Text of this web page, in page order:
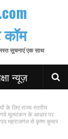
कॉम
सूचनाएं एक साथ
न्यूज़
के लिए राज्य स्तरीय
गये मूल्यांकन के आधार पर
महराजगंज से कृष्ण कुमार